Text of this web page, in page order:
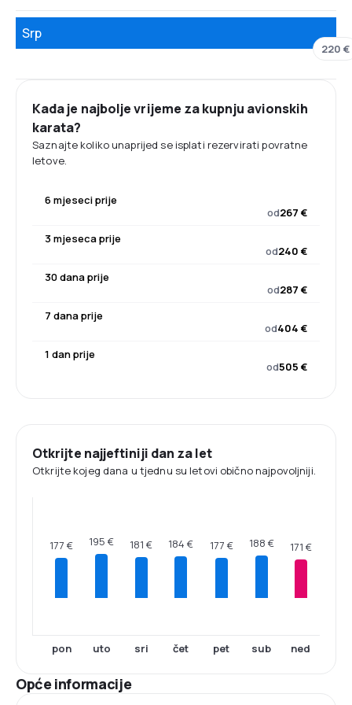
Srp
220 €
Kada je najbolje vrijeme za kupnju avionskih
karata?
Saznajte koliko unaprijed se isplati rezervirati povratne
letove.
6 mjeseci prije
od267 €
3 mjeseca prije
od240 €
30 dana prije
od287 €
7 dana prije
od404 €
1 dan prije
od505 €
Otkrijte najjeftiniji dan za let
Otkrijte kojeg dana u tjednu su letovi obično najpovoljniji.
177 €
pon
195 €
uto
181 €
sri
184 €
čet
177 €
pet
188 €
sub
171 €
ned
Opće informacije